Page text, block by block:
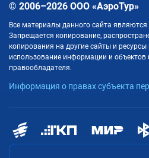
© 2006–2026 ООО «АэроТур»
Все материалы данного сайта
Запрещается копирование,
копирования на другие сайты и
использование информации и объектов
правообладателя.
Информация о правах субъекта